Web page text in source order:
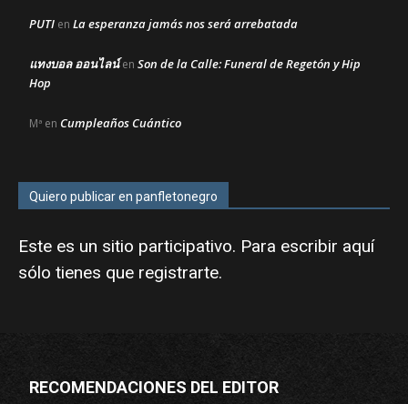
PUTI en La esperanza jamás nos será arrebatada
แทงบอล ออนไลน์en Son de la Calle: Funeral de Regetón y Hip
Hop
Mª en Cumpleaños Cuántico
Quiero publicar en panfletonegro
Este es un sitio participativo. Para escribir aquí
sólo tienes que registrarte.
RECOMENDACIONES DEL EDITOR